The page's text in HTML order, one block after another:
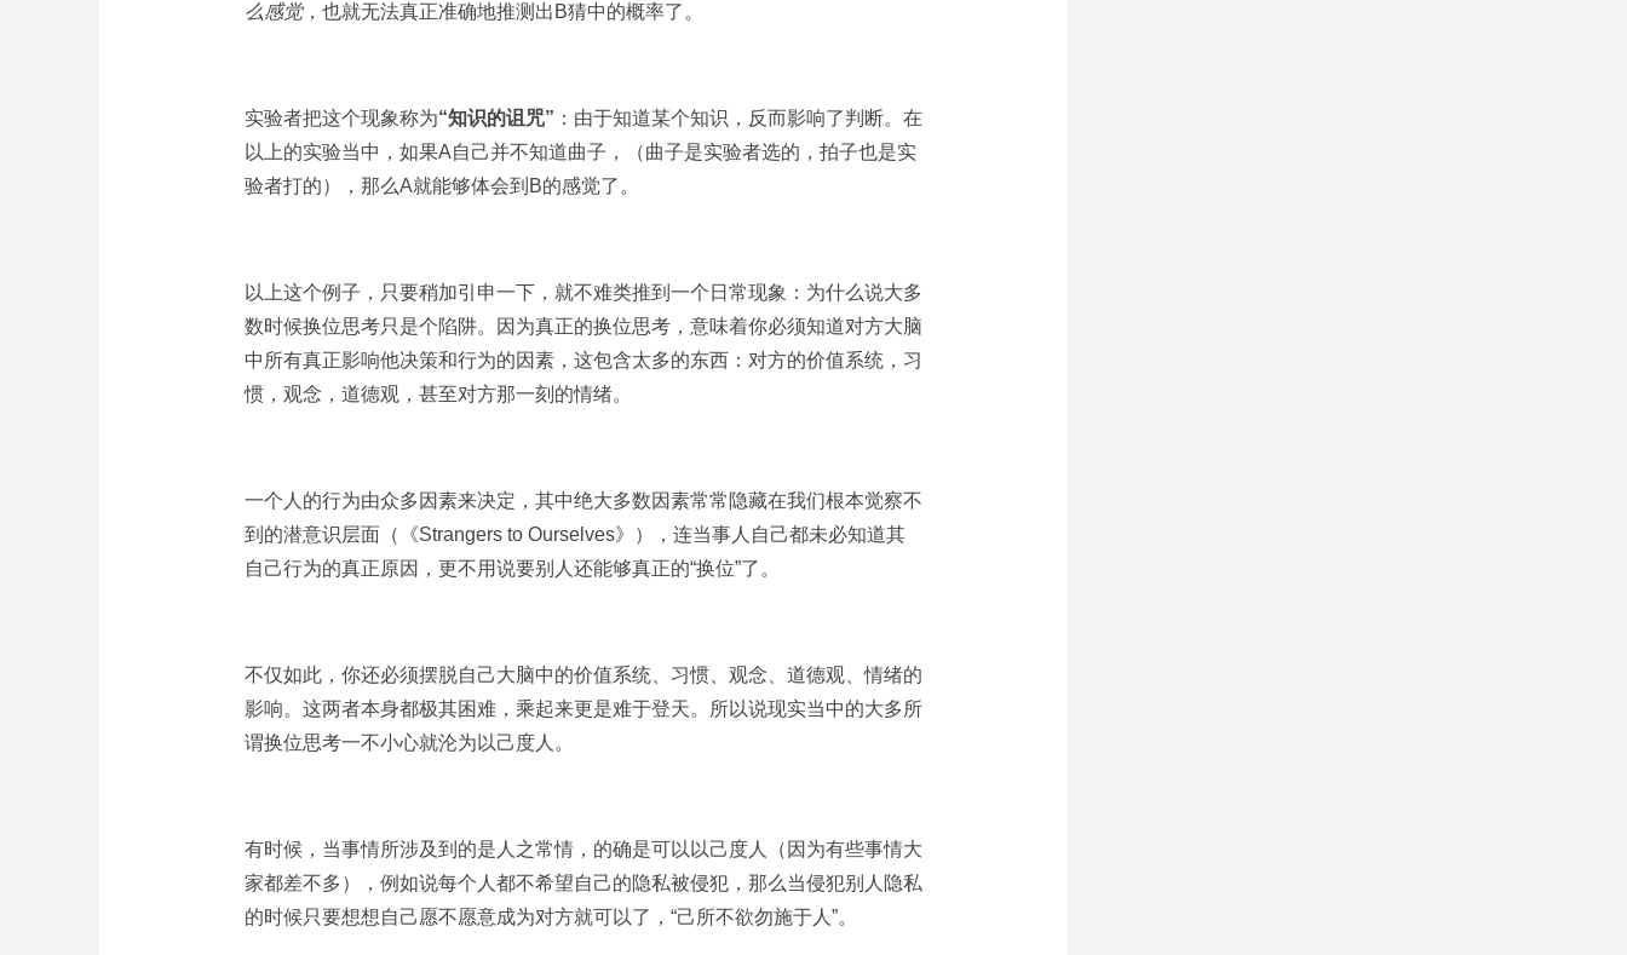
么感觉，也就无法真正准确地推测出B猜中的概率了。
实验者把这个现象称为“知识的诅咒” ：由于知道某个知识，反而影响了判断。在
以上的实验当中，如果A自己并不知道曲子，（曲子是实验者选的，拍子也是实
验者打的），那么A就能够体会到B的感觉了。
以上这个例子，只要稍加引申一下，就不难类推到一个日常现象：为什么说大多
数时候换位思考只是个陷阱。因为真正的换位思考，意味着你必须知道对方大脑
中所有真正影响他决策和行为的因素，这包含太多的东西：对方的价值系统，习
惯，观念，道德观，甚至对方那一刻的情绪。
一个人的行为由众多因素来决定，其中绝大多数因素常常隐藏在我们根本觉察不
到的潜意识层面（《Strangers to Ourselves》），连当事人自己都未必知道其
自己行为的真正原因，更不用说要别人还能够真正的“换位”了。
不仅如此，你还必须摆脱自己大脑中的价值系统、习惯、观念、道德观、情绪的
影响。这两者本身都极其困难，乘起来更是难于登天。所以说现实当中的大多所
谓换位思考一不小心就沦为以己度人。
有时候，当事情所涉及到的是人之常情，的确是可以以己度人（因为有些事情大
家都差不多），例如说每个人都不希望自己的隐私被侵犯，那么当侵犯别人隐私
的时候只要想想自己愿不愿意成为对方就可以了，“己所不欲勿施于人”。